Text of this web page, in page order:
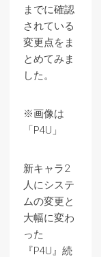
までに確認
されている
変更点をま
とめてみま
した。
※画像は
「P4U」
新キャラ2
人にシステ
ムの変更と
大幅に変わ
った
『P4U』続